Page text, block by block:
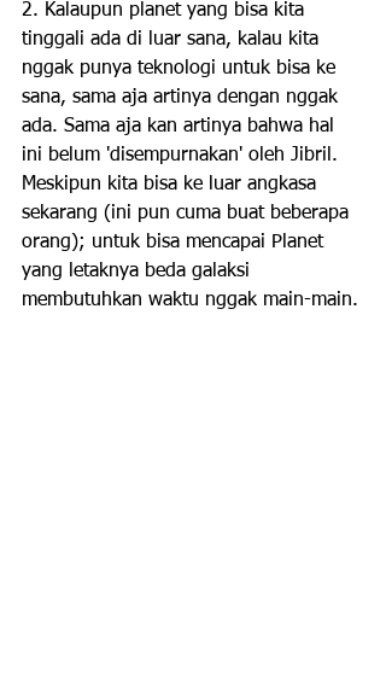
2. Kalaupun planet yang bisa kita
tinggali ada di luar sana, kalau kita
nggak punya teknologi untuk bisa ke
sana, sama aja artinya dengan nggak
ada. Sama aja kan artinya bahwa hal
ini belum 'disempurnakan' oleh Jibril.
Meskipun kita bisa ke luar angkasa
sekarang (ini pun cuma buat beberapa
orang); untuk bisa mencapai Planet
yang letaknya beda galaksi
membutuhkan waktu nggak main-main.